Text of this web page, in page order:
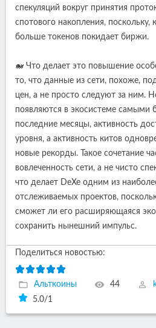
спекуляций вокруг принятия
спотового накопления, поскольку,
больше токенов покидает биржи.
🐋 Что делает это повышение
то, что данные из сети, похоже,
цен, а не просто следуют за ним.
появляются в экосистеме самыми
последние месяцы, активность
уровня, а активность китов
новые рекорды. Такое сочетание
вовлеченность сети, а не чисто
что делает DeXe одним из
отслеживаемых проектов,
сможет ли его расширяющаяся
сохранить нынешний импульс.
Поделиться новостью:
Альткоины 44
5.0/1